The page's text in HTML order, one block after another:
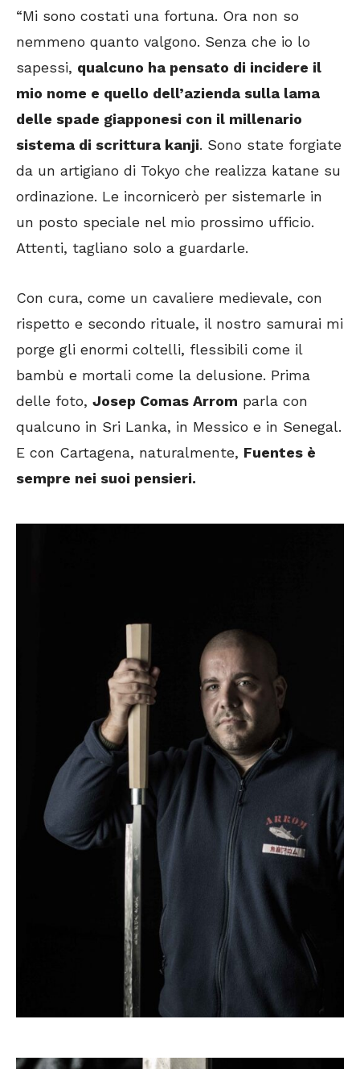
“Mi sono costati una fortuna. Ora non so
nemmeno quanto valgono. Senza che io lo
sapessi, qualcuno ha pensato di incidere il
mio nome e quello dell’azienda sulla lama
delle spade giapponesi con il millenario
sistema di scrittura kanji. Sono state forgiate
da un artigiano di Tokyo che realizza katane su
ordinazione. Le incornicerò per sistemarle in
un posto speciale nel mio prossimo ufficio.
Attenti, tagliano solo a guardarle.
Con cura, come un cavaliere medievale, con
rispetto e secondo rituale, il nostro samurai mi
porge gli enormi coltelli, flessibili come il
bambù e mortali come la delusione. Prima
delle foto, Josep Comas Arrom parla con
qualcuno in Sri Lanka, in Messico e in Senegal.
E con Cartagena, naturalmente, Fuentes è
sempre nei suoi pensieri.